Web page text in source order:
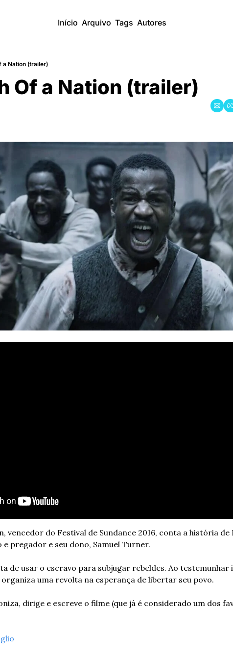
Início Arquivo Tags Autores
a Nation (trailer)
Of a Nation (trailer)
vencedor do Festival de Sundance 2016, conta a história
pregador e seu dono, Samuel Turner.
de usar o escravo para subjugar rebeldes. Ao testemunhar
uma revolta na esperança de libertar seu povo.
dirige e escreve o filme (que já é considerado um dos